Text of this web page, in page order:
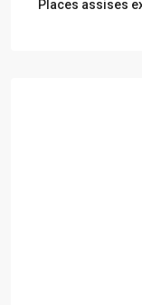
Places assises